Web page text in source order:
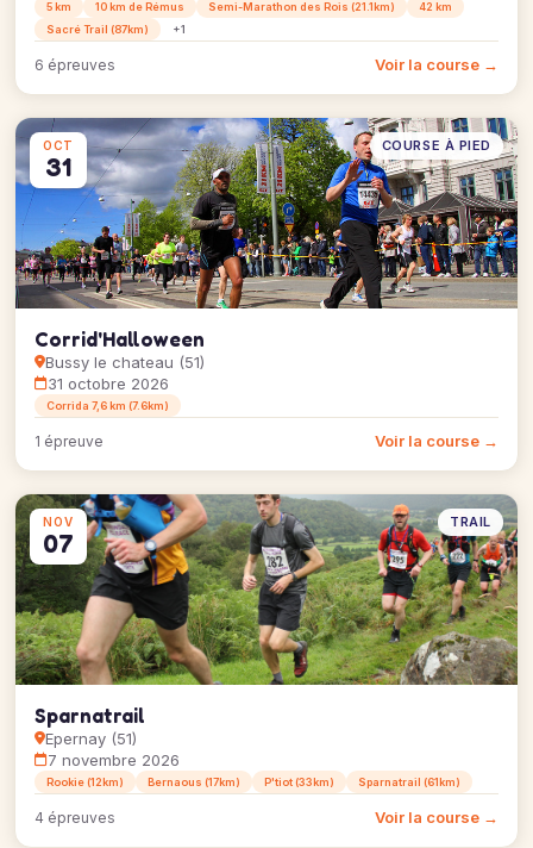
5 km 10 km de Rémus Semi-Marathon des Rois (21.1km)
42 km
Sacré Trail (87km)
+1
6 épreuves Voir la course →
OCT
31
COURSE À PIED
Corrid'Halloween
Bussy le chateau (51)
31 octobre 2026
Corrida 7,6 km (7.6km)
1 épreuve Voir la course →
NOV
07
TRAIL
Sparnatrail
Epernay (51)
7 novembre 2026
Rookie (12km) Bernaous (17km) P'tiot (33km) Sparnatrail (61km)
4 épreuves Voir la course →